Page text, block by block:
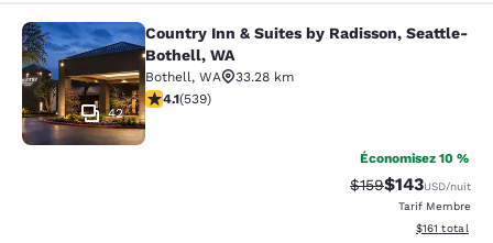
Country Inn & Suites by Radisson,
42
Country Inn & Suites by Radisson, Seattle-
Bothell, WA
Bothell, WA
33.28 km
4.09 étoiles. Très Bien. 539 commentaires
4.1(539)
Économisez 10 %
Tarif barré :
$159Tarif réduit :
$143USD/nuit
Tarif Membre
Afficher les
$161 total